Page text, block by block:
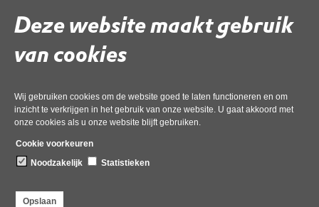
Deze website maakt gebruik
van cookies
Wij gebruiken cookies om de website goed te laten functioneren en om
inzicht te verkrijgen in het gebruik van onze website. U gaat akkoord met
onze cookies als u onze website blijft gebruiken.
Cookie voorkeuren
Noodzakelijk
Statistieken
Opslaan
23 december 2025,pdf , 1MB
Deel deze pagina
Bezoekadres